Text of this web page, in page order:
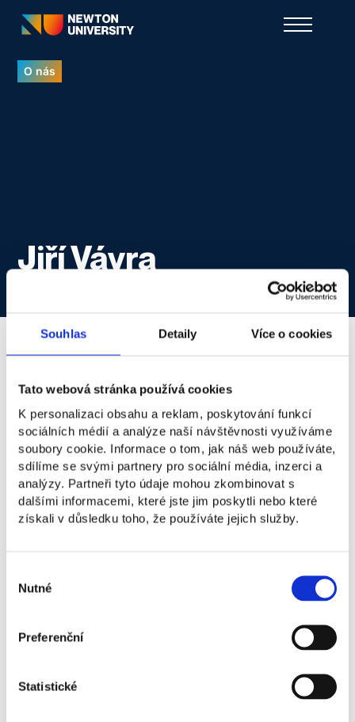
Souhlas Detaily Více o cookies
Tato webová stránka používá cookies
K personalizaci obsahu a reklam, poskytování funkcí
sociálních médií a analýze naší návštěvnosti využíváme
soubory cookie. Informace o tom, jak náš web používáte,
sdílíme se svými partnery pro sociální média, inzerci a
analýzy. Partneři tyto údaje mohou zkombinovat s
dalšími informacemi, které jste jim poskytli nebo které
získali v důsledku toho, že používáte jejich služby.
souhlasu
Nutné
Preferenční
Statistické
O nás
Jiří Vávra
Jiří je zakladatelem společnosti COMOJO. Do
začátku roku 2024 vedl Deloitte Next, kde se
věnoval především inovacím a byznys strategii
inovativních firem. Jako marketingový expert
navrhoval komunikační strategie například
pro značky Škoda Auto, Pepsi, Staropramen,
Albert, Nivea a další. Jiří je kreativec a píše
články, se svou sestrou vydal knihu České
cestou k zákazníkovi.
Mentor NEWTON Business Acceleratoru,
zakladatel CoMojo a Budedobre.cz.